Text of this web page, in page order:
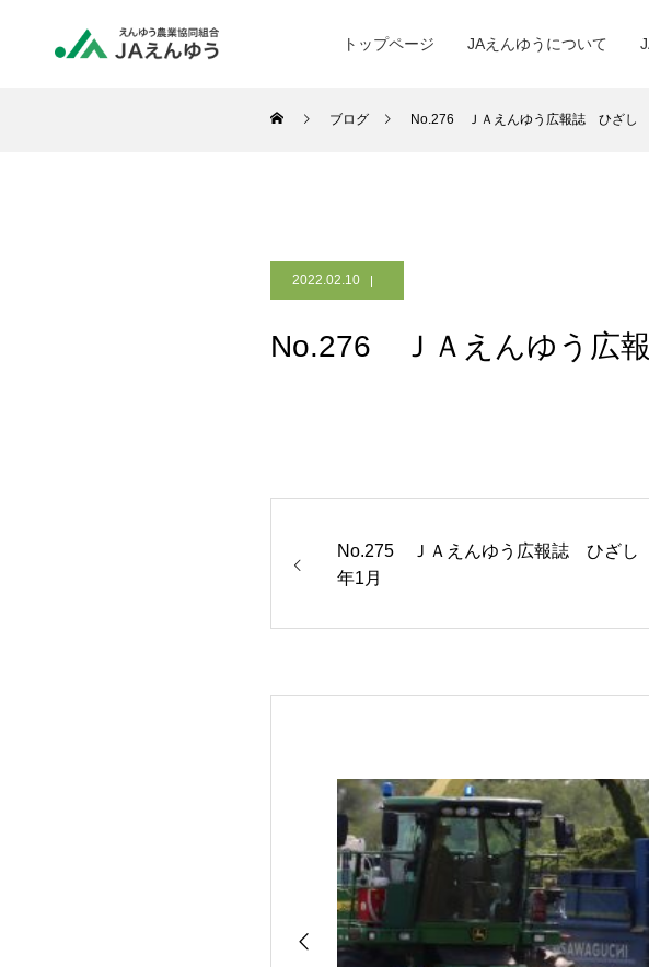
トップページ JAえんゆうについて
ブログ No.276 ＪＡえんゆう広報誌 ひざし
2022.02.10
No.276 ＪＡえんゆう広
No.275 ＪＡえんゆう広報誌 ひざ
年1月